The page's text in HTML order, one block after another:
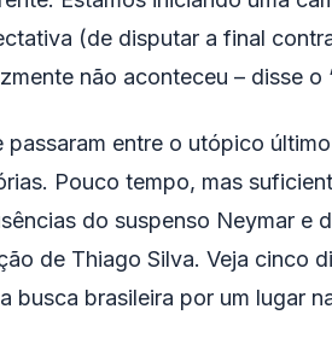
(de disputar a final
não aconteceu – disse o
passaram entre o utópico
Pouco tempo, mas
do suspenso Neymar e
de Thiago Silva. Veja cinco
busca brasileira por um lugar